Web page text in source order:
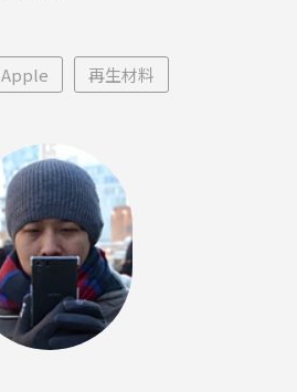
Apple 再生材料